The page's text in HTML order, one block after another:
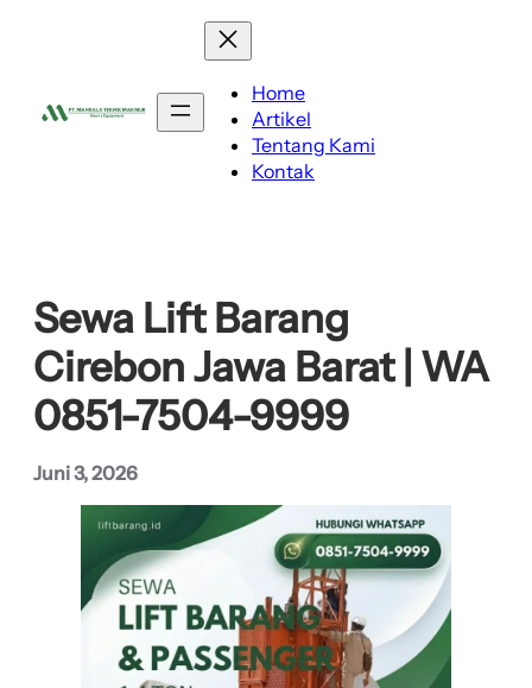
Home
Artikel
Tentang Kami
Kontak
Sewa Lift Barang
Cirebon Jawa Barat | WA
0851-7504-9999
Juni 3, 2026